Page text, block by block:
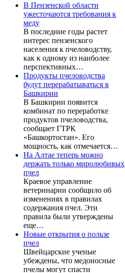
В Пензенской области
ужесточаются требования к
меду
В последние годы растет
интерес пензенского
населения к пчеловодству,
как к одному из наиболее
перспективных…
Продукты пчеловодства
будут перерабатываться в
Башкирии
В Башкирии появится
комбинат по переработке
продуктов пчеловодства,
сообщает ГТРК
«Башкортостан». Его
мощность, как отмечается…
На Алтае теперь можно
держать только миролюбивых
пчел
Краевое управление
ветеринарии сообщило об
изменениях в правилах
содержания пчел. Эти
правила были утверждены
еще…
Новые открытия о пользе
пчел
Швейцарские ученые
убеждены, что медоносные
пчелы могут спасти